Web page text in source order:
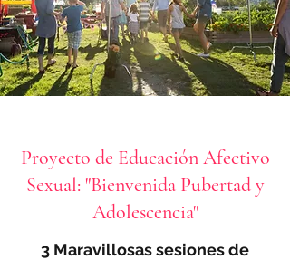
Proyecto de Educación Afectivo
Sexual: "Bienvenida Pubertad y
Adolescencia"
3 Maravillosas sesiones de